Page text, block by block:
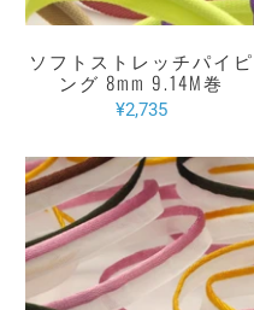
ソフトストレッチパイピ
ング 8mm 9.14M巻
¥2,735